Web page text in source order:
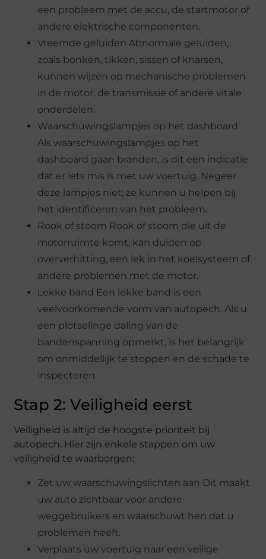
een probleem met de accu, de startmotor of
andere elektrische componenten.
Vreemde geluiden Abnormale geluiden,
zoals bonken, tikken, sissen of knarsen,
kunnen wijzen op mechanische problemen
in de motor, de transmissie of andere vitale
onderdelen.
Waarschuwingslampjes op het dashboard
Als waarschuwingslampjes op het
dashboard gaan branden, is dit een indicatie
dat er iets mis is met uw voertuig. Negeer
deze lampjes niet; ze kunnen u helpen bij
het identificeren van het probleem.
Rook of stoom Rook of stoom die uit de
motorruimte komt, kan duiden op
oververhitting, een lek in het koelsysteem of
andere problemen met de motor.
Lekke band Een lekke band is een
veelvoorkomende vorm van autopech. Als u
een plotselinge daling van de
bandenspanning opmerkt, is het belangrijk
om onmiddellijk te stoppen en de schade te
inspecteren.
Stap 2: Veiligheid eerst
Veiligheid is altijd de hoogste prioriteit bij
autopech. Hier zijn enkele stappen om uw
veiligheid te waarborgen:
Zet uw waarschuwingslichten aan Dit maakt
uw auto zichtbaar voor andere
weggebruikers en waarschuwt hen dat u
problemen heeft.
Verplaats uw voertuig naar een veilige